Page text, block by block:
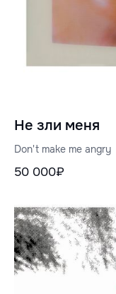
Не зли меня
Don't make me angry
50 000₽